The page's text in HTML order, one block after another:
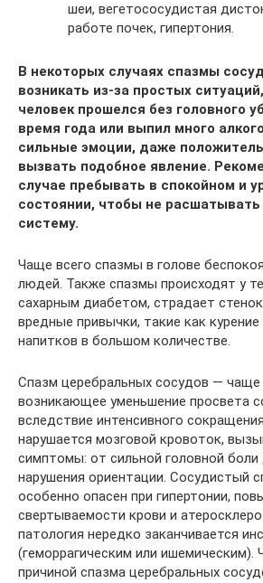
шеи, вегетососудистая
работе почек, гипертония.
В некоторых случаях спазмы
возникать из-за простых
человек прошелся без головного
время года или выпил много
сильные эмоции, даже
вызвать подобное явление.
случае пребывать в спокойном и
состоянии, чтобы не
систему.
Чаще всего спазмы в голове
людей. Также спазмы происходят у
сахарным диабетом, страдает
вредные привычки, такие как
напитков в большом количестве.
Спазм церебральных сосудов — чаще
возникающее уменьшение просвета
вследствие интенсивного
нарушается мозговой кровоток,
симптомы: от сильной головной
нарушения ориентации. Сосудистый
особенно опасен при гипертонии,
свертываемости крови и
патология нередко заканчивается
(геморрагическим или ишемическим).
причиной спазма церебральных